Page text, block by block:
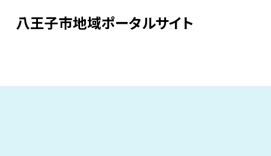
八王子市地域ポータルサイト